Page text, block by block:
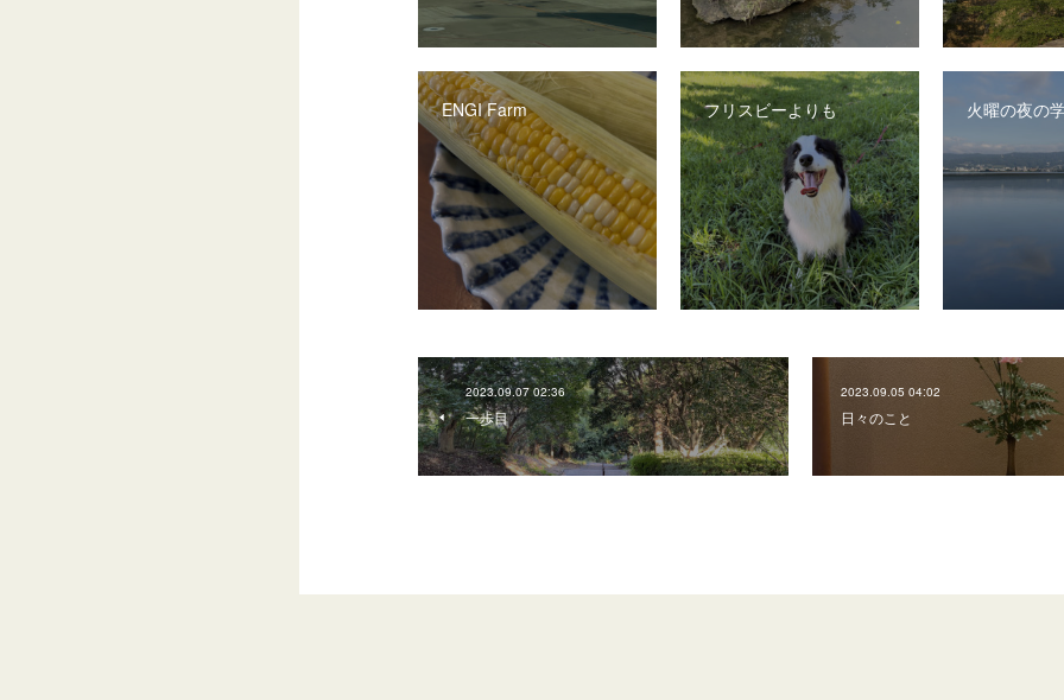
ENGI Farm フリスビーよりも 火曜の夜の
2023.09.07 02:36
一歩目
2023.09.05 04:02
日々のこと